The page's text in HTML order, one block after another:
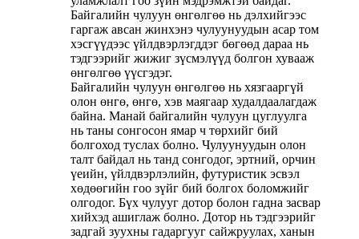
Байгалийн чулуун өнгөлгөө нь дэлхийгээс
гаргаж авсан жинхэнэ чулуунуудын асар том
хэсгүүдээс үйлдвэрлэгддэг бөгөөд дараа нь
тэдгээрийг жижиг зүсмэлүүд болгон хувааж
өнгөлгөө үүсгэдэг.
Байгалийн чулуун өнгөлгөө нь хязгааргүй
олон өнгө, өнгө, хэв маягаар худалдаалагдаж
байна. Манай байгалийн чулуун цуглуулга
нь таны сонгосон ямар ч төрхийг бий
болгоход туслах болно. Чулуунуудын олон
талт байдал нь танд сонгодог, эртний, орчин
үеийн, үйлдвэрлэлийн, футуристик эсвэл
хөдөөгийн гоо зүйг бий болгох боломжийг
олгодог. Бүх чулууг дотор болон гадна засвар
хийхэд ашиглаж болно. Дотор нь тэдгээрийг
задгай зуухны гадаргууг сайжруулах, ханын